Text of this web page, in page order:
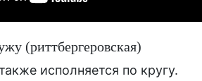
(риттбергеровская)
исполняется по кругу.